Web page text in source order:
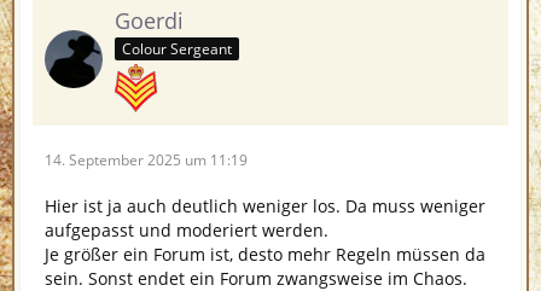
Goerdi
Colour Sergeant
14. September 2025 um 11:19
Hier ist ja auch deutlich weniger los. Da muss weniger
aufgepasst und moderiert werden.
Je größer ein Forum ist, desto mehr Regeln müssen da
sein. Sonst endet ein Forum zwangsweise im Chaos.